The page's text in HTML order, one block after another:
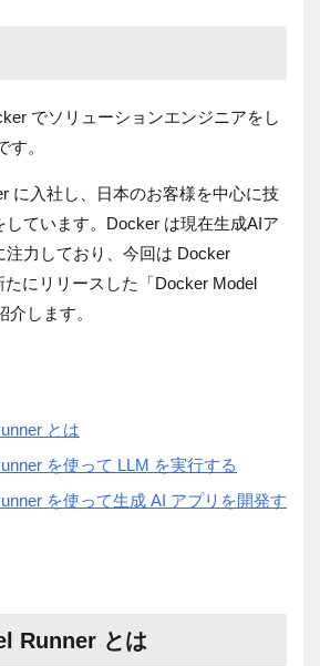
でソリューションエンジニアをし
。
に入社し、日本のお客様を中心に技
ています。Docker は現在生成AIア
注力しており、今回は Docker
にリリースした「Docker Model
介します。
とは
を使って LLM を実行する
を使って生成 AI アプリを開発す
Runner とは